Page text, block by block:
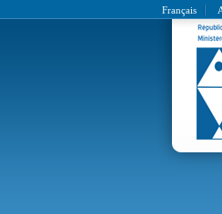
Français